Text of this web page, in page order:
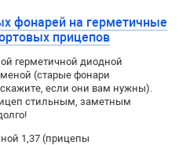
фонарей на герметичные
прицепов
герметичной диодной
(старые фонари
если они вам нужны).
стильным, заметным
1,37 (прицепы